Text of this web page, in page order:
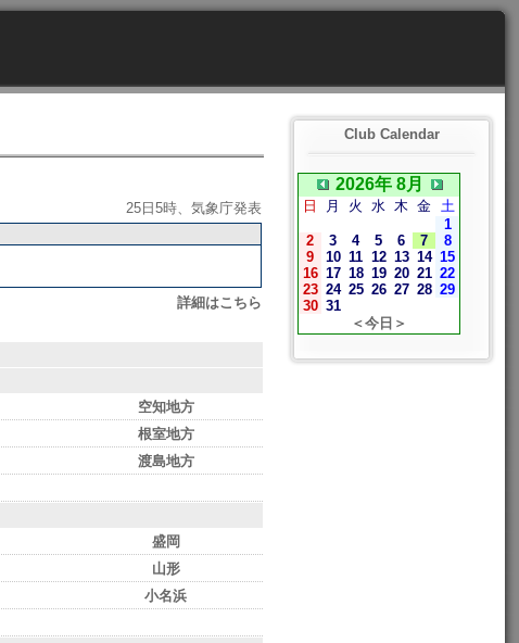
25日5時、気象庁発表
詳細はこちら
空知地方
根室地方
渡島地方
盛岡
山形
小名浜
Club Calendar
2026年 8月
日 月 火 水 木 金 土
1
2
3 4 5 6 7
8
9
10 11 12 13 14 15
16 17 18 19 20 21 22
23 24 25 26 27 28 29
30 31
＜今日＞